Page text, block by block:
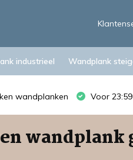
industrieel Wandplank
wandplanken Voor
wandplank